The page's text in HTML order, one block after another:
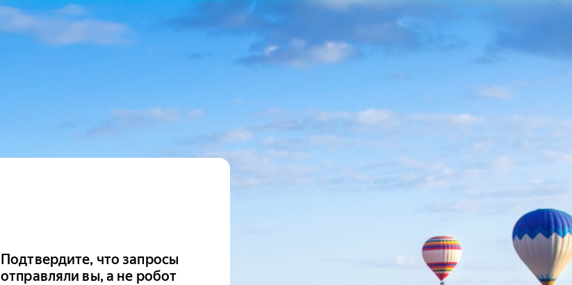
Подтвердите, что запросы
отправляли вы, а не робот